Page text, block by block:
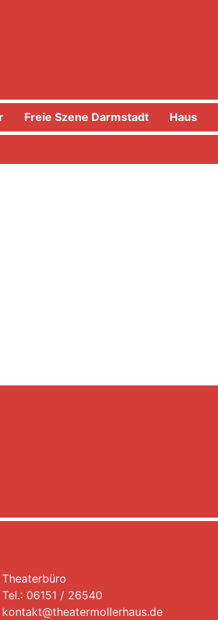
Freie Szene Darmstadt Haus
Theaterbüro
Tel.: 06151 / 26540
kontakt@theatermollerhaus.de